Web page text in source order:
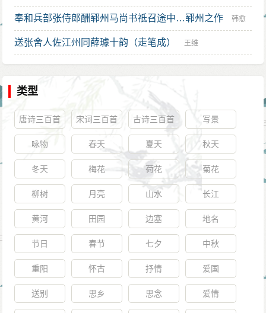
奉和兵部张侍郎酬郓州马尚书祗召途中…郓州之作 韩愈
送张舍人佐江州同薛璩十韵（走笔成） 王维
类型
唐诗三百首 宋词三百首 古诗三百首 写景
咏物 春天 夏天 秋天
冬天 梅花 荷花 菊花
柳树 月亮 山水 长江
黄河 田园 边塞 地名
节日 春节 七夕 中秋
重阳 怀古 抒情 爱国
送别 思乡 思念 爱情